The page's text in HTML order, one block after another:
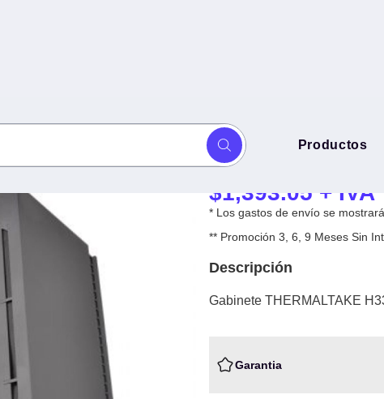
Productos
Gabinete
Gabinete, Mini
$1,393.05 + IVA
* Los gastos de envío se
** Promoción 3, 6, 9 Meses Sin
Descripción
Gabinete THERMALTAKE
Garantia